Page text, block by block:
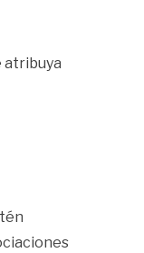
atribuya